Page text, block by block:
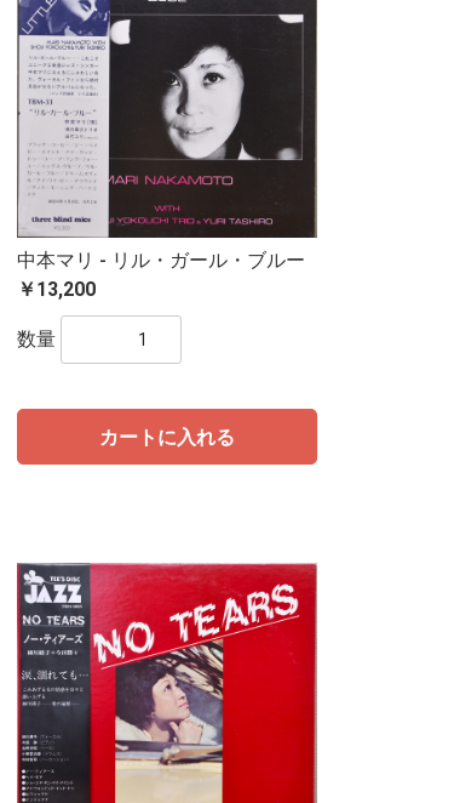
中本マリ - リル・ガール・ブルー
￥13,200
数量
カートに入れる